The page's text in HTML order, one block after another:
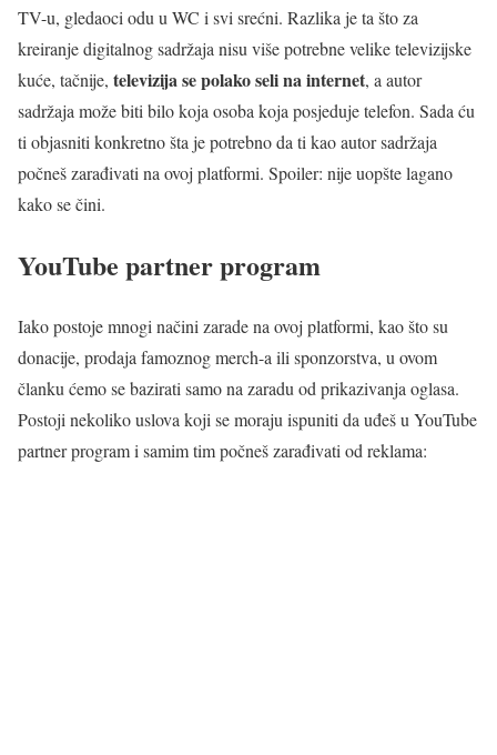
TV-u, gledaoci odu u WC i svi srećni. Razlika je ta što za
kreiranje digitalnog sadržaja nisu više potrebne velike televizijske
kuće, tačnije, televizija se polako seli na internet, a autor
sadržaja može biti bilo koja osoba koja posjeduje telefon. Sada ću
ti objasniti konkretno šta je potrebno da ti kao autor sadržaja
počneš zarađivati na ovoj platformi. Spoiler: nije uopšte lagano
kako se čini.
YouTube partner program
Iako postoje mnogi načini zarade na ovoj platformi, kao što su
donacije, prodaja famoznog merch-a ili sponzorstva, u ovom
članku ćemo se bazirati samo na zaradu od prikazivanja oglasa.
Postoji nekoliko uslova koji se moraju ispuniti da uđeš u YouTube
partner program i samim tim počneš zarađivati od reklama: